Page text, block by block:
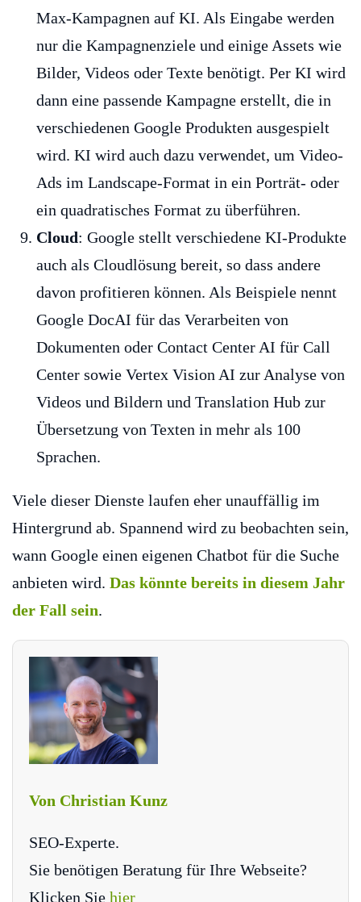
Max-Kampagnen auf KI. Als Eingabe werden
nur die Kampagnenziele und einige Assets wie
Bilder, Videos oder Texte benötigt. Per KI wird
dann eine passende Kampagne erstellt, die in
verschiedenen Google Produkten ausgespielt
wird. KI wird auch dazu verwendet, um Video-
Ads im Landscape-Format in ein Porträt- oder
ein quadratisches Format zu überführen.
Cloud: Google stellt verschiedene KI-Produkte
auch als Cloudlösung bereit, so dass andere
davon profitieren können. Als Beispiele nennt
Google DocAI für das Verarbeiten von
Dokumenten oder Contact Center AI für Call
Center sowie Vertex Vision AI zur Analyse von
Videos und Bildern und Translation Hub zur
Übersetzung von Texten in mehr als 100
Sprachen.
Viele dieser Dienste laufen eher unauffällig im
Hintergrund ab. Spannend wird zu beobachten sein,
wann Google einen eigenen Chatbot für die Suche
anbieten wird. Das könnte bereits in diesem Jahr
der Fall sein.
Von Christian Kunz
SEO-Experte.
Sie benötigen Beratung für Ihre Webseite?
Klicken Sie hier